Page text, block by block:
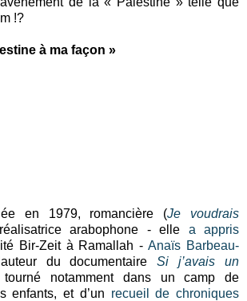
!?
à ma façon »
en 1979, romancière (Je voudrais
arabophone - elle a appris
Bir-Zeit à Ramallah -Anaïs Barbeau-
du documentaireSi j’avais un
tourné notamment dans un camp de
enfants, et d’un recueil de chroniques